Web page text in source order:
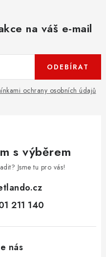
na váš e-mail
ochrany osobních údajů
ODEBÍRAT
s výběrem
Jsme tu pro vás!
211 140